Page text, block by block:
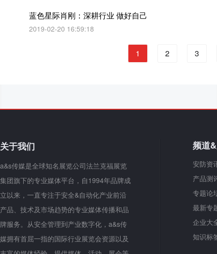
蓝色星际肖刚：深耕行业 做好自己
2019-02-20 16:59:18
1 2 3
关于我们
a&s传媒是全球知名展览公司法兰克福展览
集团旗下的专业媒体平台，自1994年品牌成
立以来，一直专注于安全&自动化产业前沿
产品、技术及市场趋势的专业媒体传播和品
牌服务。从安全管理到产业数字化，a&s传
媒拥有首屈一指的国际行业展览会资源以及
频道
安防资
产品测
专题论
最新专
企业大
知识标